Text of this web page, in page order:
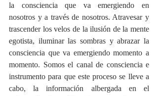
la consciencia que va emergiendo en
nosotros y a través de nosotros. Atravesar y
trascender los velos de la ilusión de la mente
egotista, iluminar las sombras y abrazar la
consciencia que va emergiendo momento a
momento. Somos el canal de consciencia e
instrumento para que este proceso se lleve a
cabo, la información albergada en el